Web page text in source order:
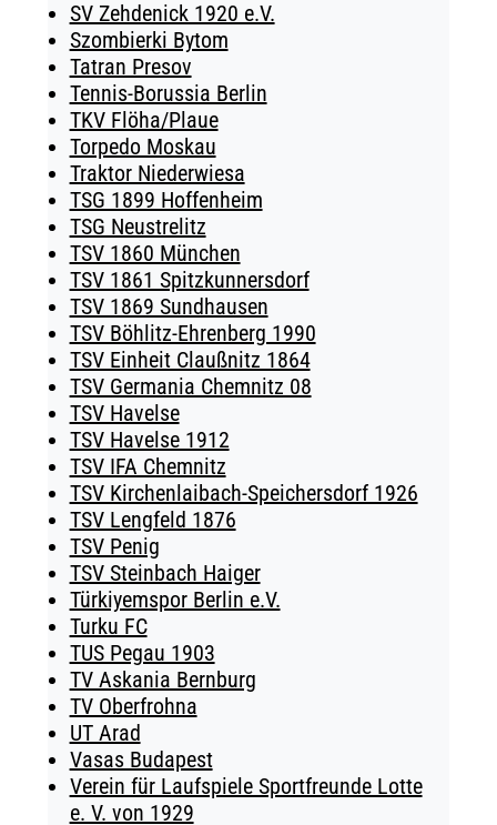
SV Zehdenick 1920 e.V.
Szombierki Bytom
Tatran Presov
Tennis-Borussia Berlin
TKV Flöha/Plaue
Torpedo Moskau
Traktor Niederwiesa
TSG 1899 Hoffenheim
TSG Neustrelitz
TSV 1860 München
TSV 1861 Spitzkunnersdorf
TSV 1869 Sundhausen
TSV Böhlitz-Ehrenberg 1990
TSV Einheit Claußnitz 1864
TSV Germania Chemnitz 08
TSV Havelse
TSV Havelse 1912
TSV IFA Chemnitz
TSV Kirchenlaibach-Speichersdorf 1926
TSV Lengfeld 1876
TSV Penig
TSV Steinbach Haiger
Türkiyemspor Berlin e.V.
Turku FC
TUS Pegau 1903
TV Askania Bernburg
TV Oberfrohna
UT Arad
Vasas Budapest
Verein für Laufspiele Sportfreunde Lotte
e. V. von 1929